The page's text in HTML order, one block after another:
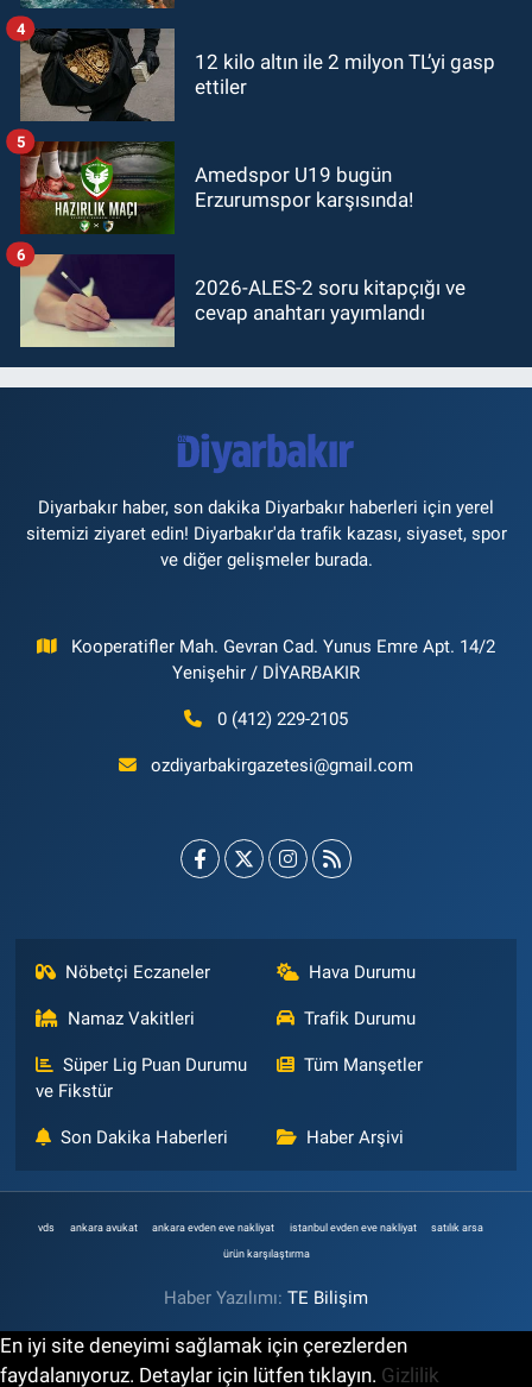
12 kilo altın ile 2 milyon TL’yi gasp
ettiler
4
Amedspor U19 bugün
Erzurumspor karşısında!
5
2026-ALES-2 soru kitapçığı ve
cevap anahtarı yayımlandı
6
Diyarbakır haber, son dakika Diyarbakır haberleri için yerel
sitemizi ziyaret edin! Diyarbakır'da trafik kazası, siyaset, spor
ve diğer gelişmeler burada.
Kooperatifler Mah. Gevran Cad. Yunus Emre Apt. 14/2
Yenişehir / DİYARBAKIR
0 (412) 229-2105
ozdiyarbakirgazetesi@gmail.com
Nöbetçi Eczaneler Hava Durumu
Namaz Vakitleri Trafik Durumu
Süper Lig Puan Durumu
ve Fikstür
Tüm Manşetler
Son Dakika Haberleri Haber Arşivi
vds ankara avukat ankara evden eve nakliyat istanbul evden eve nakliyat satılık arsa
ürün karşılaştırma
Haber Yazılımı: TE Bilişim
En iyi site deneyimi sağlamak için çerezlerden
faydalanıyoruz. Detaylar için lütfen tıklayın. Gizlilik